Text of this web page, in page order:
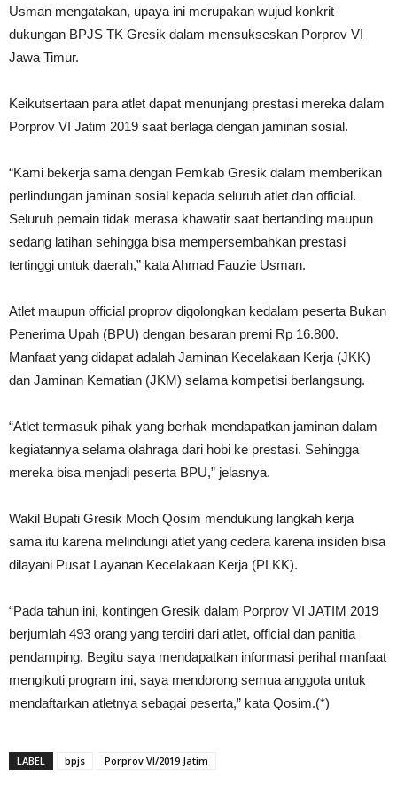
Usman mengatakan, upaya ini merupakan wujud konkrit
dukungan BPJS TK Gresik dalam mensukseskan Porprov VI
Jawa Timur.
Keikutsertaan para atlet dapat menunjang prestasi mereka dalam
Porprov VI Jatim 2019 saat berlaga dengan jaminan sosial.
“Kami bekerja sama dengan Pemkab Gresik dalam memberikan
perlindungan jaminan sosial kepada seluruh atlet dan official.
Seluruh pemain tidak merasa khawatir saat bertanding maupun
sedang latihan sehingga bisa mempersembahkan prestasi
tertinggi untuk daerah,” kata Ahmad Fauzie Usman.
Atlet maupun official proprov digolongkan kedalam peserta Bukan
Penerima Upah (BPU) dengan besaran premi Rp 16.800.
Manfaat yang didapat adalah Jaminan Kecelakaan Kerja (JKK)
dan Jaminan Kematian (JKM) selama kompetisi berlangsung.
“Atlet termasuk pihak yang berhak mendapatkan jaminan dalam
kegiatannya selama olahraga dari hobi ke prestasi. Sehingga
mereka bisa menjadi peserta BPU,” jelasnya.
Wakil Bupati Gresik Moch Qosim mendukung langkah kerja
sama itu karena melindungi atlet yang cedera karena insiden bisa
dilayani Pusat Layanan Kecelakaan Kerja (PLKK).
“Pada tahun ini, kontingen Gresik dalam Porprov VI JATIM 2019
berjumlah 493 orang yang terdiri dari atlet, official dan panitia
pendamping. Begitu saya mendapatkan informasi perihal manfaat
mengikuti program ini, saya mendorong semua anggota untuk
mendaftarkan atletnya sebagai peserta,” kata Qosim.(*)
LABEL bpjs Porprov VI/2019 Jatim